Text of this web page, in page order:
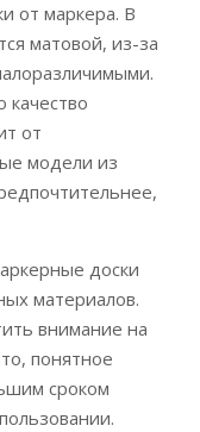
от маркера. В
матовой, из-за
качество
от
модели из
доски
материалов.
внимание на
понятное
сроком